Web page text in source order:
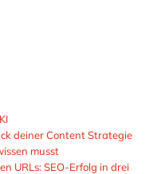
deiner Content Strategie
musst
URLs: SEO-Erfolg in drei